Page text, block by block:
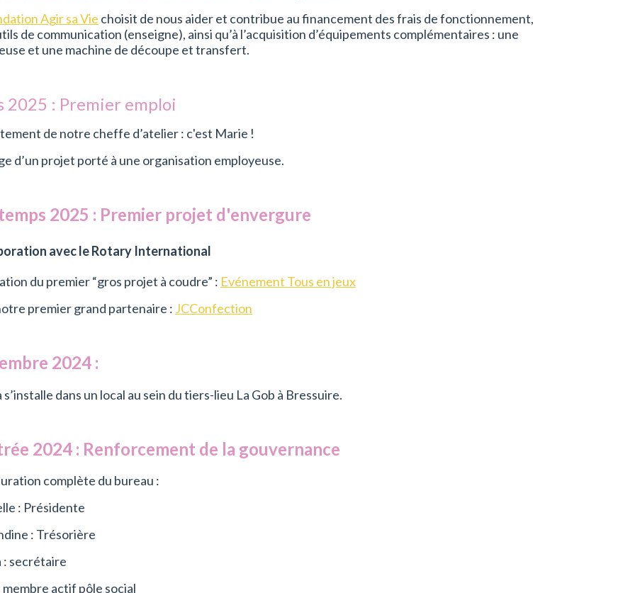
Agir sa Vie choisit de nous aider et contribue au financement des frais de fonctionnement,
de communication (enseigne), ainsi qu’à l’acquisition d’équipements complémentaires : une
et une machine de découpe et transfert.
2025 : Premier emploi
de notre cheffe d’atelier : c'est Marie !
d’un projet porté à une organisation employeuse.
2025 : Premier projet d'envergure
avec le Rotary International
du premier “gros projet à coudre” : Evénement Tous en jeux
premier grand partenaire : JCConfection
2024 :
s’installe dans un local au sein du tiers-lieu La Gob à Bressuire.
2024 : Renforcement de la gouvernance
complète du bureau :
: Présidente
: Trésorière
: secrétaire
membre actif pôle social